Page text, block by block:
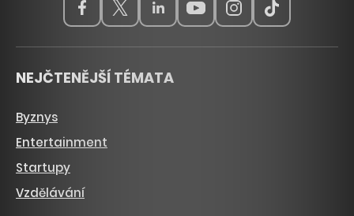
NEJČTENĚJŠÍ TÉMATA
Byznys
Entertainment
Startupy
Vzdělávání